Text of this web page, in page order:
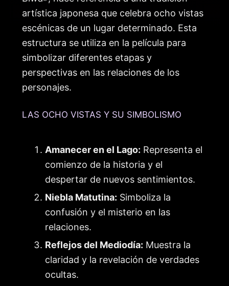
artística japonesa que celebra ocho vistas
escénicas de un lugar determinado. Esta
estructura se utiliza en la película para
simbolizar diferentes etapas y
perspectivas en las relaciones de los
personajes.
LAS OCHO VISTAS Y SU SIMBOLISMO
Amanecer en el Lago: Representa el
comienzo de la historia y el
despertar de nuevos sentimientos.
Niebla Matutina: Simboliza la
confusión y el misterio en las
relaciones.
Reflejos del Mediodía: Muestra la
claridad y la revelación de verdades
ocultas.